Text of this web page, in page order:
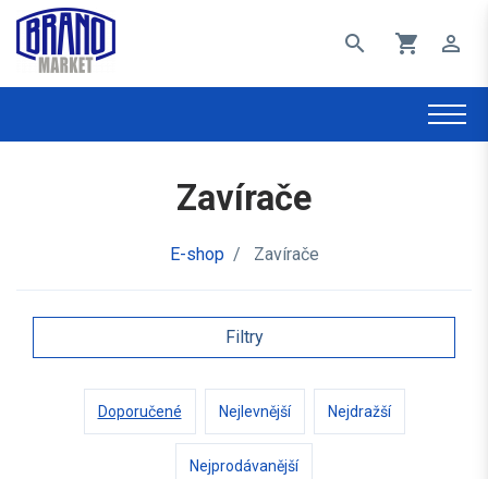
search shopping_cart perm_identity
Zavírače
E-shop / Zavírače
Filtry
Doporučené Nejlevnější Nejdražší
Nejprodávanější